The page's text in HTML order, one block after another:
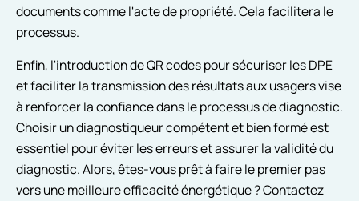
documents comme l'acte de propriété. Cela facilitera le
processus.
Enfin, l'introduction de QR codes pour sécuriser les DPE
et faciliter la transmission des résultats aux usagers vise
à renforcer la confiance dans le processus de diagnostic.
Choisir un diagnostiqueur compétent et bien formé est
essentiel pour éviter les erreurs et assurer la validité du
diagnostic. Alors, êtes-vous prêt à faire le premier pas
vers une meilleure efficacité énergétique ? Contactez